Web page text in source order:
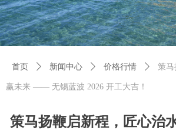
策马扬鞭启新程，匠心
首页 ꄲ 新闻中心 ꄲ 价格行情 ꄲ 策马
赢未来 —— 无锡蓝波 2026 开工大吉！